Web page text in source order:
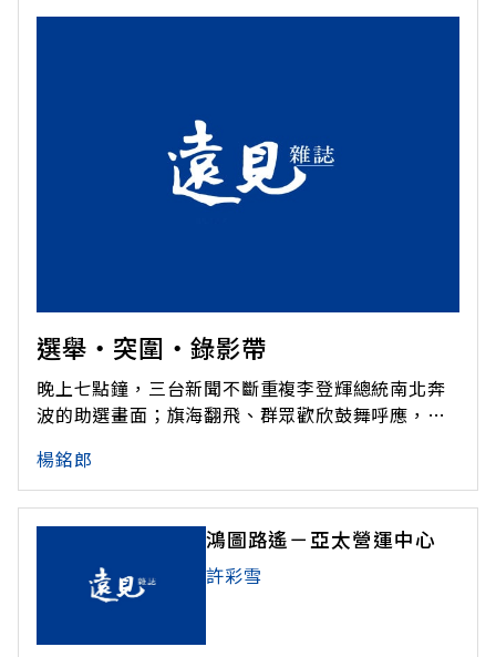
選舉‧突圍‧錄影帶
晚上七點鐘，三台新聞不斷重複李登輝總統南北奔
波的助選畫面；旗海翻飛、群眾歡欣鼓舞呼應，把
滿廣場上的政見會，冒著陣陣紛落的冬雨，麜集在
臨時架起的電視前，不論是高雄反制新K事件的拳打
腳踢，或陳水扁、李鴻禧演講會中的口沫橫飛，都
讓他們屏息凝視螢光幕，夾雜些品頭論
楊銘郎
鴻圖路遙－亞太營運中心
許彩雪